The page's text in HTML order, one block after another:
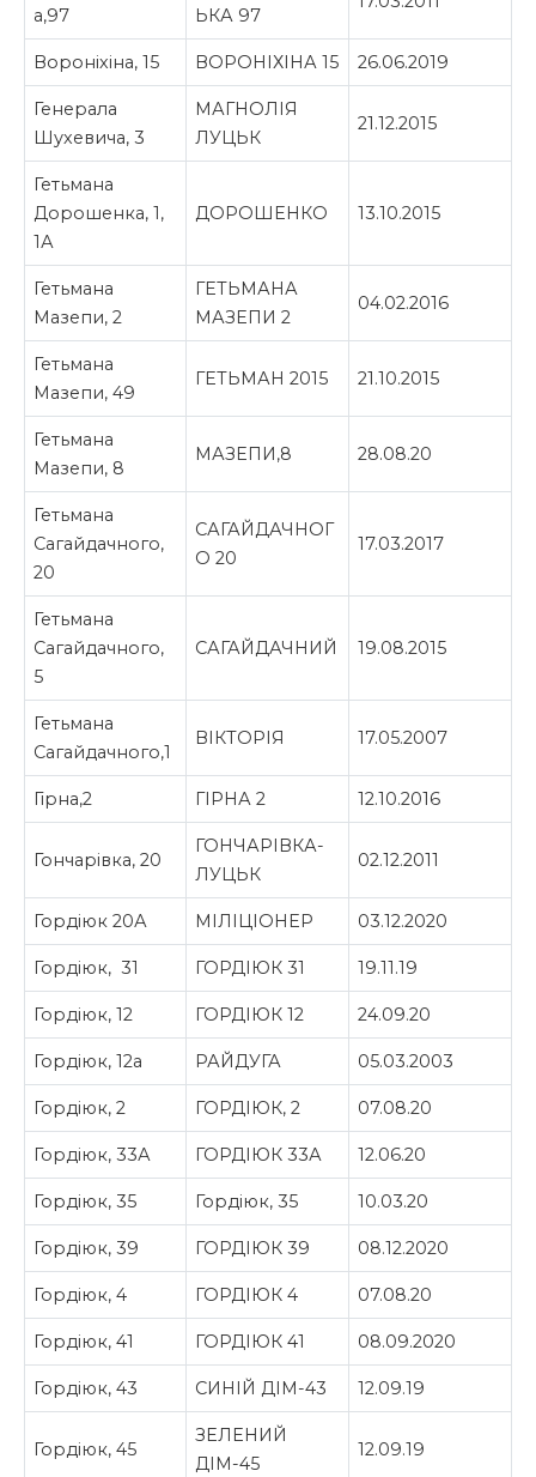
а,97
ЬКА 97
Вороніхіна, 15 ВОРОНІХІНА 15 26.06.2019
Генерала
Шухевича, 3
МАГНОЛІЯ
ЛУЦЬК
21.12.2015
Гетьмана
Дорошенка, 1,
1А
ДОРОШЕНКО 13.10.2015
Гетьмана
Мазепи, 2
ГЕТЬМАНА
МАЗЕПИ 2
04.02.2016
Гетьмана
Мазепи, 49
ГЕТЬМАН 2015 21.10.2015
Гетьмана
Мазепи, 8
МАЗЕПИ,8 28.08.20
Гетьмана
Сагайдачного,
20
САГАЙДАЧНОГ
О 20
17.03.2017
Гетьмана
Сагайдачного,
5
САГАЙДАЧНИЙ 19.08.2015
Гетьмана
Сагайдачного,1
ВІКТОРІЯ 17.05.2007
Гірна,2 ГІРНА 2 12.10.2016
Гончарівка, 20
ГОНЧАРІВКА-
ЛУЦЬК
02.12.2011
Гордіюк 20А МІЛІЦІОНЕР 03.12.2020
Гордіюк, 31 ГОРДІЮК 31 19.11.19
Гордіюк, 12 ГОРДІЮК 12 24.09.20
Гордіюк, 12а РАЙДУГА 05.03.2003
Гордіюк, 2 ГОРДІЮК, 2 07.08.20
Гордіюк, 33А ГОРДІЮК 33А 12.06.20
Гордіюк, 35 Гордіюк, 35 10.03.20
Гордіюк, 39 ГОРДІЮК 39 08.12.2020
Гордіюк, 4 ГОРДІЮК 4 07.08.20
Гордіюк, 41 ГОРДІЮК 41 08.09.2020
Гордіюк, 43 СИНІЙ ДІМ-43 12.09.19
Гордіюк, 45
ЗЕЛЕНИЙ
ДІМ-45
12.09.19